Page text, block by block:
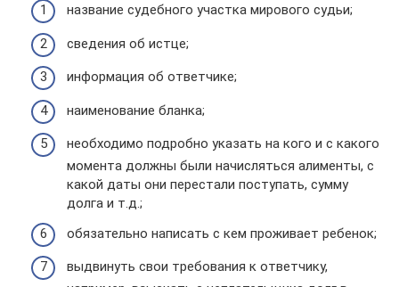
название судебного участка мирового судьи;
сведения об истце;
информация об ответчике;
наименование бланка;
необходимо подробно указать на кого и с какого
момента должны были начисляться алименты, с
какой даты они перестали поступать, сумму
долга и т.д.;
обязательно написать с кем проживает ребенок;
выдвинуть свои требования к ответчику,